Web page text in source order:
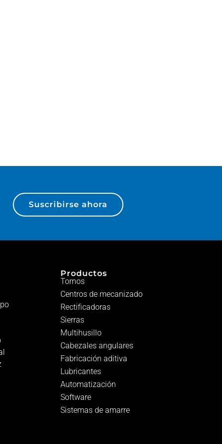
Suscribirse ahora
Productos
Tornos
Centros de mecanizado
Rectificadoras
Sierras
Multihusillo
Cabezales angulares
Fabricación aditiva
Lubricantes
Automatización
Software
Sistemas de amarre